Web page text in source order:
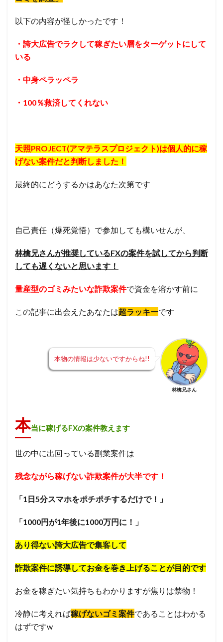
以下の内容が怪しかったです！
・誇大広告でラクして稼ぎたい層をターゲットにして
いる
・中身ペラッペラ
・100％救済してくれない
天照PROJECT(アマテラスプロジェクト)は個人的に稼
げない案件だと判断しました！
最終的にどうするかはあなた次第です
自己責任（爆死覚悟）で参加しても構いせんが、
林檎兄さんが推奨しているFXの案件を試してから判断
しても遅くないと思います！
量産型のゴミみたいな詐欺案件で資金を溶かす前に
この記事に出会えたあなたは超ラッキーです
本物の情報は少ないですからね!!
林檎兄さん
本当に稼げるFXの案件教えます
世の中に出回っている副業案件は
残念ながら稼げない詐欺案件が大半です！
「1日5分スマホをポチポチするだけで！」
「1000円が1年後に1000万円に！」
あり得ない誇大広告で集客して
詐欺案件に誘導してお金を巻き上げることが目的です
お金を稼ぎたい気持ちもわかりますが焦りは禁物！
冷静に考えれば稼げないゴミ案件であることはわかる
はずですw